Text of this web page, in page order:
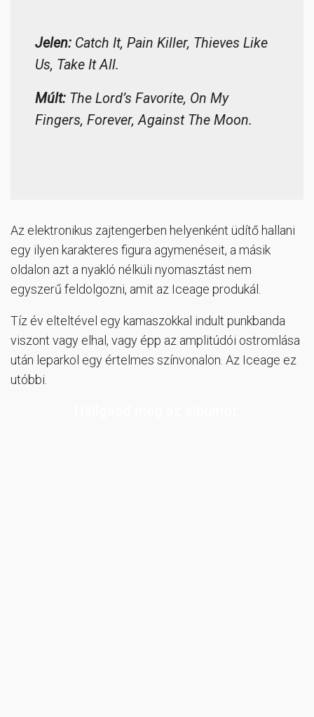
Jelen: Catch It, Pain Killer, Thieves Like
Us, Take It All.
Múlt: The Lord’s Favorite, On My
Fingers, Forever, Against The Moon.
Az elektronikus zajtengerben helyenként üdítő hallani
egy ilyen karakteres figura agymenéseit, a másik
oldalon azt a nyakló nélküli nyomasztást nem
egyszerű feldolgozni, amit az Iceage produkál.
Tíz év elteltével egy kamaszokkal indult punkbanda
viszont vagy elhal, vagy épp az amplitúdói ostromlása
után leparkol egy értelmes színvonalon. Az Iceage ez
utóbbi.